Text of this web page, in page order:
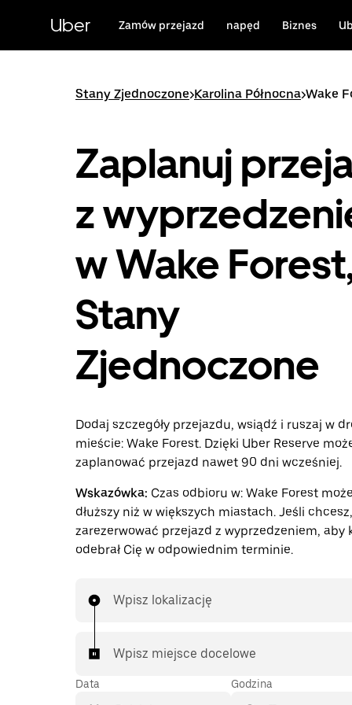
zawartości
Uber Zamów przejazd napęd Biznes
Stany Zjednoczone>Karolina Północna>Wake
Zaplanuj
z
w Wake
Stany
Zjednoczone
Dodaj szczegóły przejazdu, wsiądź i ruszaj w
mieście: Wake Forest. Dzięki Uber Reserve
zaplanować przejazd nawet 90 dni wcześniej.
Wskazówka: Czas odbioru w: Wake Forest
dłuższy niż w większych miastach. Jeśli
zarezerwować przejazd z wyprzedzeniem, aby
odebrał Cię w odpowiednim terminie.
Wpisz lokalizację
Wpisz miejsce docelowe
Data Godzina